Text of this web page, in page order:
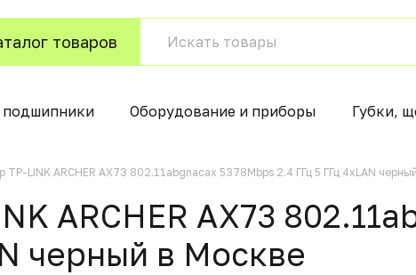
товаров
Оборудование и приборы Губки,
TP-LINK ARCHER AX73 802.11abgnacax 5378Mbps 2.4 ГГц 5 ГГц 4xLAN черный
ARCHER AX73
черный в Москвe